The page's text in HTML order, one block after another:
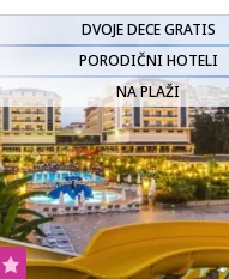
DVOJE DECE GRATIS
PORODIČNI HOTELI
NA PLAŽI